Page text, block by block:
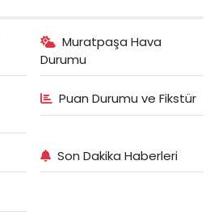
Muratpaşa Hava
Durumu
Puan Durumu ve Fikstür
Son Dakika Haberleri